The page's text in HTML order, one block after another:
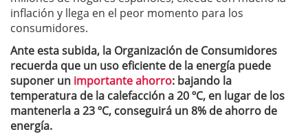
inflación y llega en el peor momento para los
consumidores.
Ante esta subida, la Organización de Consumidores
recuerda que un uso eficiente de la energía puede
suponer un importante ahorro: bajando la
temperatura de la calefacción a 20 ºC, en lugar de los
mantenerla a 23 ºC, conseguirá un 8% de ahorro de
energía.